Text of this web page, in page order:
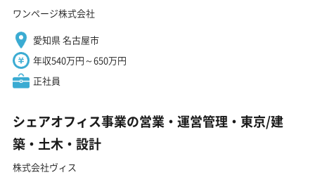
ワンページ株式会社
愛知県 名古屋市
年収540万円～650万円
正社員
シェアオフィス事業の営業・運営管理・東京/建
築・土木・設計
株式会社ヴィス